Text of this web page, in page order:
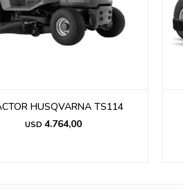
HUSQVARNA TS114
USD 4.764,00